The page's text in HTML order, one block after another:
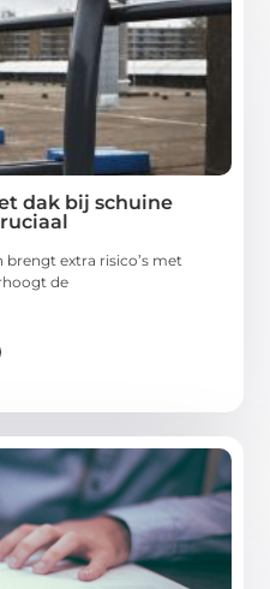
dak bij schuine
extra risico’s met
de